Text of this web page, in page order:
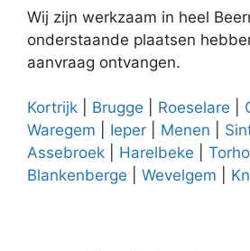
Wij zijn werkzaam in heel
onderstaande plaatsen
aanvraag ontvangen.
Kortrijk Brugge Roeselare
Waregem
Ieper Menen
Assebroek
Harelbeke
Blankenberge
Wevelgem